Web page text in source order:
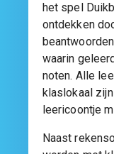
het spel
ontdekken
waarin
noten. Alle
klaslokaal
leericoontje
Naast